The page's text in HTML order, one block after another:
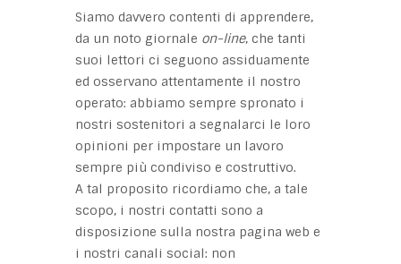
Siamo davvero contenti di apprendere,
da un noto giornale on-line, che tanti
suoi lettori ci seguono assiduamente
ed osservano attentamente il nostro
operato: abbiamo sempre spronato i
nostri sostenitori a segnalarci le loro
opinioni per impostare un lavoro
sempre più condiviso e costruttivo.
A tal proposito ricordiamo che, a tale
scopo, i nostri contatti sono a
disposizione sulla nostra pagina web e
i nostri canali social: non